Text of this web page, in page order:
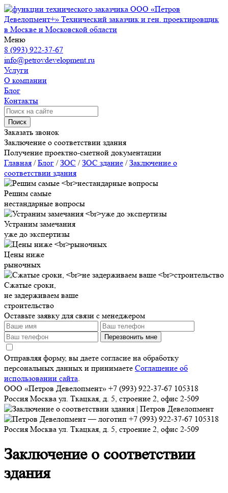
ООО «Петров
Девелопмент+» Технический заказчик и ген. проектировщик
в Москве и Московской области
Меню
8 (993) 922-37-67
info@petrovdevelopment.ru
Услуги
О компании
Блог
Контакты
Поиск
Заказать звонок
Заключение о соответствии здания
Получение проектно-сметной документации
Главная /Блог /ЗОС /ЗОС здание /Заключение о
соответствии здания
Решим самые
нестандарные вопросы
Устраним замечания
уже до экспертизы
Цены ниже
рыночных
Сжатые сроки,
не задерживаем ваше
строительство
Оставьте заявку для связи с менеджером
Перезвонить мне
Отправляя форму, вы даете согласие на обработку
персональных данных и принимаете Соглашение об
использовании сайта.
ООО «Петров Девелопмент» +7 (993) 922-37-67 105318
Россия Москва ул. Ткацкая, д. 5, строение 2, офис 2-509
+7 (993) 922-37-67 105318
Россия Москва ул. Ткацкая, д. 5, строение 2, офис 2-509
Заключение о соответствии
здания